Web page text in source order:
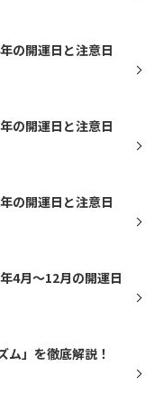
の開運日と注意日
の開運日と注意日
の開運日と注意日
4月〜12月の開運日
ム」を徹底解説！